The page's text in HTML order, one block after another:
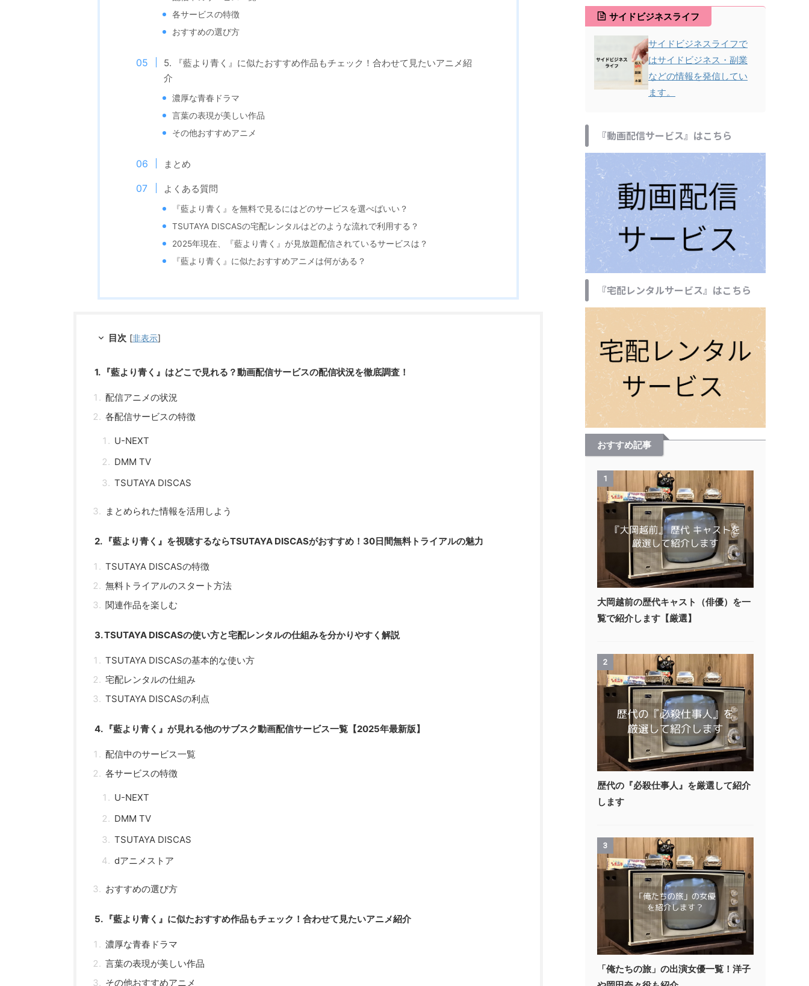
各サービスの特徴
おすすめの選び方
5. 『藍より青く』に似たおすすめ作品もチェック！合わせて見たいアニメ紹
介
濃厚な青春ドラマ
言葉の表現が美しい作品
その他おすすめアニメ
まとめ
よくある質問
『藍より青く』を無料で見るにはどのサービスを選べばいい？
TSUTAYA DISCASの宅配レンタルはどのような流れで利用する？
2025年現在、『藍より青く』が見放題配信されているサービスは？
『藍より青く』に似たおすすめアニメは何がある？
目次 [非表示]
1. 『藍より青く』はどこで見れる？動画配信サービスの配信状況を徹底調査！
配信アニメの状況
各配信サービスの特徴
U-NEXT
DMM TV
TSUTAYA DISCAS
まとめられた情報を活用しよう
2. 『藍より青く』を視聴するならTSUTAYA DISCASがおすすめ！30日間無料トライアルの魅力
TSUTAYA DISCASの特徴
無料トライアルのスタート方法
関連作品を楽しむ
3. TSUTAYA DISCASの使い方と宅配レンタルの仕組みを分かりやすく解説
TSUTAYA DISCASの基本的な使い方
宅配レンタルの仕組み
TSUTAYA DISCASの利点
4. 『藍より青く』が見れる他のサブスク動画配信サービス一覧【2025年最新版】
配信中のサービス一覧
各サービスの特徴
U-NEXT
DMM TV
TSUTAYA DISCAS
dアニメストア
おすすめの選び方
5. 『藍より青く』に似たおすすめ作品もチェック！合わせて見たいアニメ紹介
濃厚な青春ドラマ
言葉の表現が美しい作品
その他おすすめアニメ
サイドビジネスライフ
サイドビジネスライフで
はサイドビジネス・副業
などの情報を発信してい
ます。
『動画配信サービス』はこちら
『宅配レンタルサービス』はこちら
おすすめ記事
1
大岡越前の歴代キャスト（俳優）を一
覧で紹介します【厳選】
2
歴代の『必殺仕事人』を厳選して紹介
します
3
「俺たちの旅」の出演女優一覧！洋子